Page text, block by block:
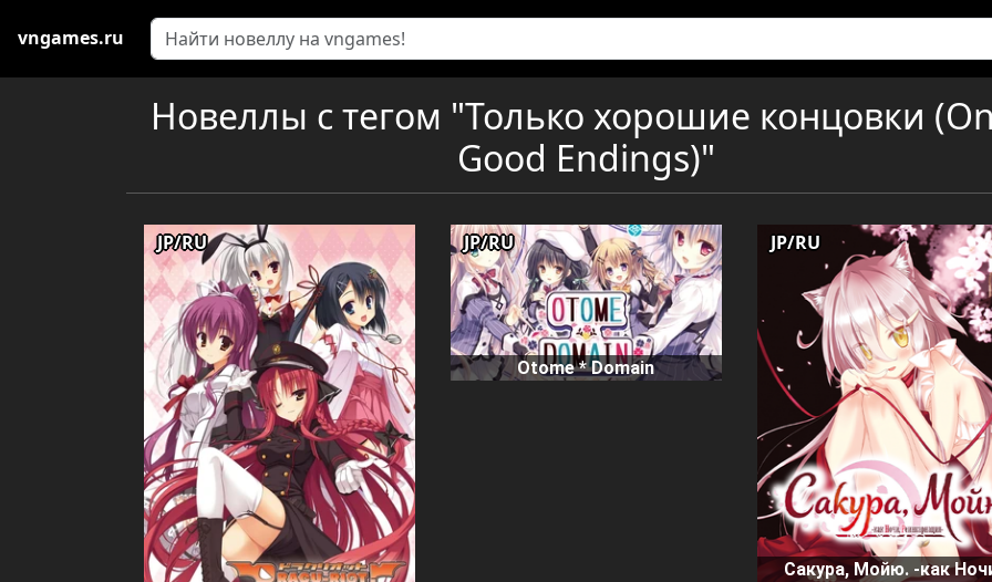
vngames.ru
Новеллы с тегом "Только хорошие концовки
Good Endings)"
JP/RU
Otome * Domain
JP/RU
Сакура, Мойю. -как
JP/RU